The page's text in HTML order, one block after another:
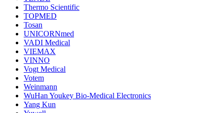
Thermo Scientific
TOPMED
Tosan
UNICORNmed
VADI Medical
VIEMAX
VINNO
Vogt Medical
Votem
Weinmann
WuHan Youkey Bio-Medical Electronics
Yang Kun